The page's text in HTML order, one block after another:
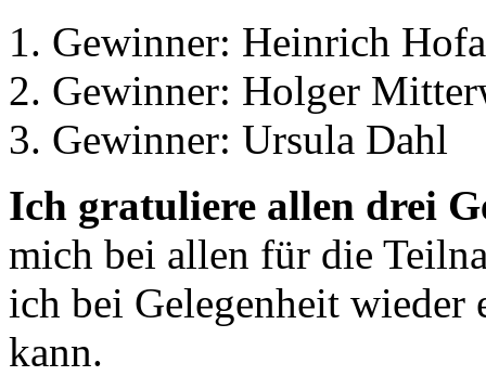
1. Gewinner: Heinrich
2. Gewinner: Holger
3. Gewinner: Ursula Dahl
Ich gratuliere allen drei
mich bei allen für die
ich bei Gelegenheit wieder
kann.